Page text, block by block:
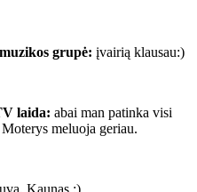
grupė: įvairią klausau:)
laida: abai man patinka visi
meluoja geriau.
Kaunas :)